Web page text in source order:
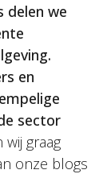
delen we
en
sector
graag
onze blogs